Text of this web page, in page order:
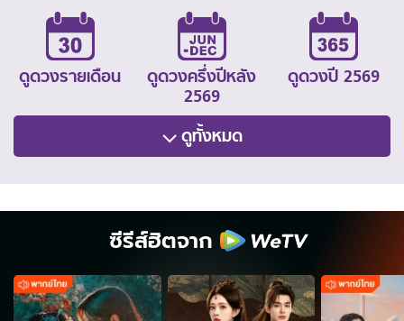
ดูดวงรายเดือน
ดูดวงครึ่งปีหลัง
2569
ดูดวงปี 2569
ดูทั้งหมด
ซีรีส์ฮิตจาก